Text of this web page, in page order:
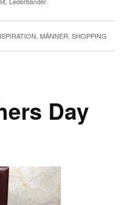
MÄNNER SHOPPING
Day